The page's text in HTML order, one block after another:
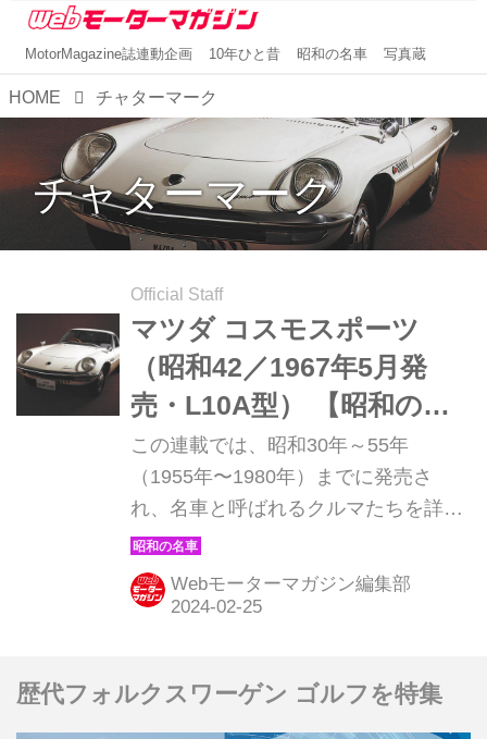
MotorMagazine誌連動企画 10年ひと昔 昭和の名車 写真蔵
HOME チャターマーク
チャターマーク
Official Staff
マツダ コスモスポーツ
（昭和42／1967年5月発
売・L10A型） 【昭和の名
車・完全版ダイジェスト
038】
この連載では、昭和30年～55年
（1955年〜1980年）までに発売さ
れ、名車と呼ばれるクルマたちを詳細
に紹介しよう。その第38回目は、マツ
ダのロータリーエンジン史に燦然と輝
くコスモスポーツの登場だ。（現在販
Webモーターマガジン編集部
歴代フォルクスワーゲン ゴルフを特集